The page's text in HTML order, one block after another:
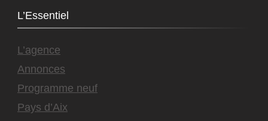
L’Essentiel
L’agence
Annonces
Programme neuf
Pays d’Aix